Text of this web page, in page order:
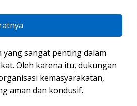
sangat penting dalam
Oleh karena itu, dukungan
kemasyarakatan,
aman dan kondusif.